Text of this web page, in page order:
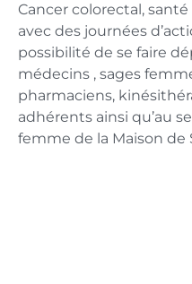
Cancer colorectal,
avec des journées
possibilité de se faire
médecins , sages
pharmaciens,
adhérents ainsi qu’au
femme de la Maison de